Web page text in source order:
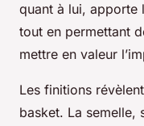
quant à lui, apporte
tout en permettant
mettre en valeur
Les finitions
basket. La semelle,